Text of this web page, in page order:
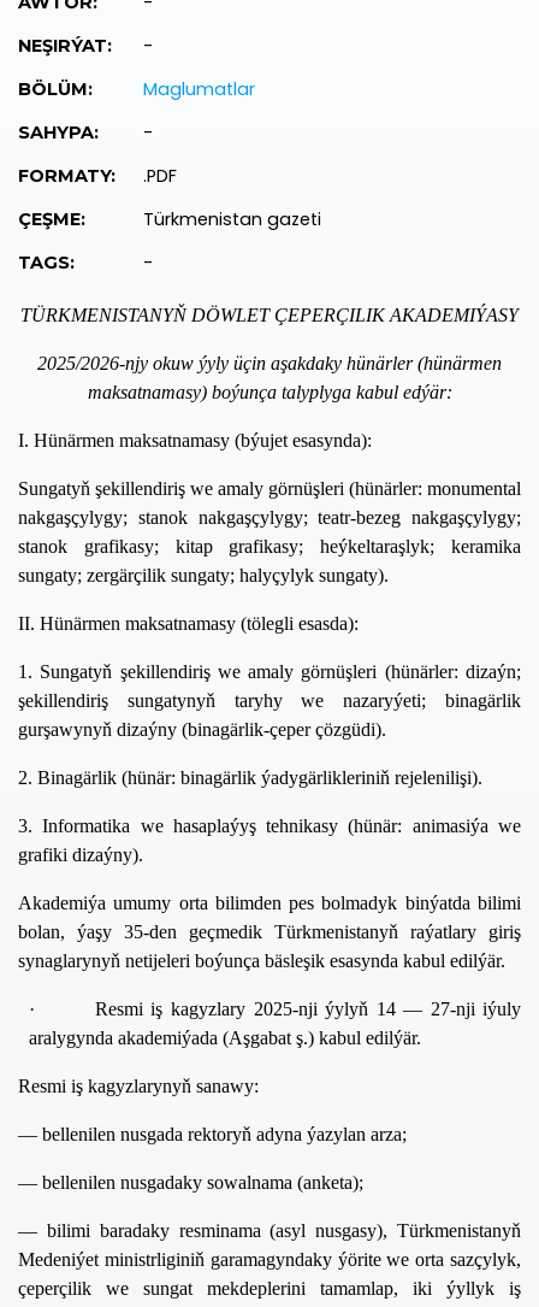
NEŞIRÝAT: -
BÖLÜM: Maglumatlar
SAHYPA: -
FORMATY: .PDF
ÇEŞME: Türkmenistan gazeti
TAGS: -
TÜRKMENISTANYŇ DÖWLET ÇEPERÇILIK AKADEMIÝASY
2025/2026-njy okuw ýyly üçin aşakdaky hünärler (hünärmen
maksatnamasy) boýunça talyplyga kabul edýär:
I. Hünärmen maksatnamasy (býujet esasynda):
Sungatyň şekillendiriş we amaly görnüşleri (hünärler: monumental
nakgaşçylygy; stanok nakgaşçylygy; teatr-bezeg nakgaşçylygy;
stanok grafikasy; kitap grafikasy; heýkeltaraşlyk; keramika
sungaty; zergärçilik sungaty; halyçylyk sungaty).
II. Hünärmen maksatnamasy (tölegli esasda):
1. Sungatyň şekillendiriş we amaly görnüşleri (hünärler: dizaýn;
şekillendiriş sungatynyň taryhy we nazaryýeti; binagärlik
gurşawynyň dizaýny (binagärlik-çeper çözgüdi).
2. Binagärlik (hünär: binagärlik ýadygärlikleriniň rejelenilişi).
3. Informatika we hasaplaýyş tehnikasy (hünär: animasiýa we
grafiki dizaýny).
Akademiýa umumy orta bilimden pes bolmadyk binýatda bilimi
bolan, ýaşy 35-den geçmedik Türkmenistanyň raýatlary giriş
synaglarynyň netijeleri boýunça bäsleşik esasynda kabul edilýär.
· Resmi iş kagyzlary 2025-nji ýylyň 14 — 27-nji iýuly
aralygynda akademiýada (Aşgabat ş.) kabul edilýär.
Resmi iş kagyzlarynyň sanawy:
— bellenilen nusgada rektoryň adyna ýazylan arza;
— bellenilen nusgadaky sowalnama (anketa);
— bilimi baradaky resminama (asyl nusgasy), Türkmenistanyň
Medeniýet ministrliginiň garamagyndaky ýörite we orta sazçylyk,
çeperçilik we sungat mekdeplerini tamamlap, iki ýyllyk iş